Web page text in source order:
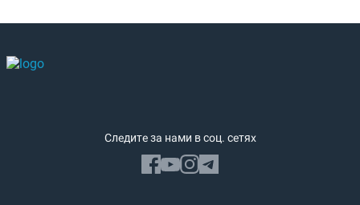
Следите за нами в соц. сетях